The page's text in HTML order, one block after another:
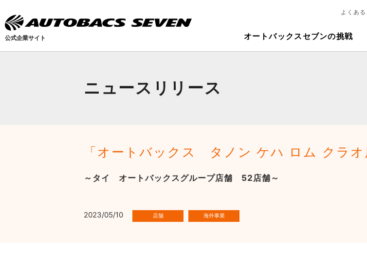
ニュースリリース
「オートバックス タノン ケハ ロム クラオ
～タイ オートバックスグループ店舗 52店舗～
2023/05/10
公式企業サイト
よくあ
オートバックスセブンの挑戦